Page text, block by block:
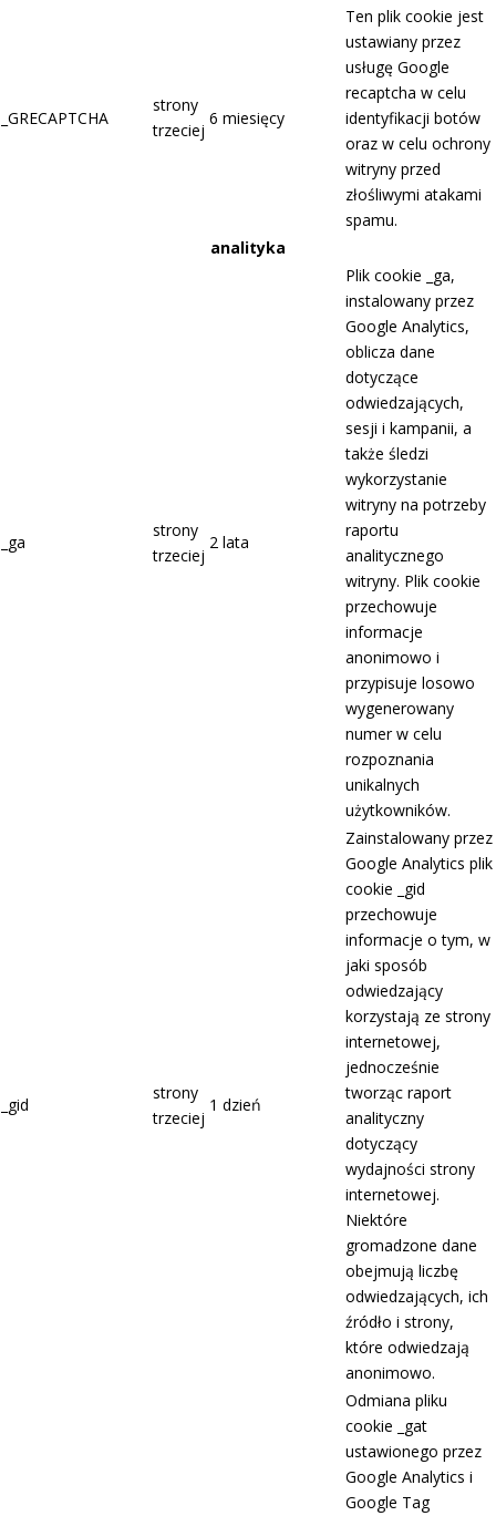
_GRECAPTCHA
strony
trzeciej
6 miesięcy
Ten plik cookie jest
ustawiany przez
usługę Google
recaptcha w celu
identyfikacji botów
oraz w celu ochrony
witryny przed
złośliwymi atakami
spamu.
analityka
_ga
strony
trzeciej
2 lata
Plik cookie _ga,
instalowany przez
Google Analytics,
oblicza dane
dotyczące
odwiedzających,
sesji i kampanii, a
także śledzi
wykorzystanie
witryny na potrzeby
raportu
analitycznego
witryny. Plik cookie
przechowuje
informacje
anonimowo i
przypisuje losowo
wygenerowany
numer w celu
rozpoznania
unikalnych
użytkowników.
_gid
strony
trzeciej
1 dzień
Zainstalowany przez
Google Analytics plik
cookie _gid
przechowuje
informacje o tym, w
jaki sposób
odwiedzający
korzystają ze strony
internetowej,
jednocześnie
tworząc raport
analityczny
dotyczący
wydajności strony
internetowej.
Niektóre
gromadzone dane
obejmują liczbę
odwiedzających, ich
źródło i strony,
które odwiedzają
anonimowo.
Odmiana pliku
cookie _gat
ustawionego przez
Google Analytics i
Google Tag